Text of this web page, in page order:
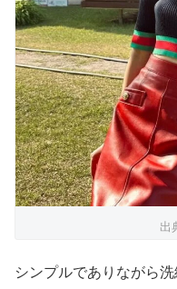
出
シンプルでありながら